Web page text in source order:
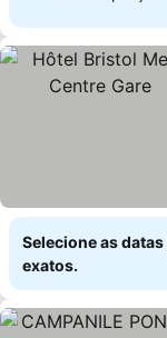
Selecione as
exatos.